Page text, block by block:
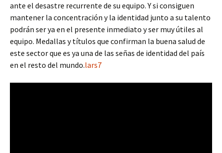
ante el desastre recurrente de su equipo. Y si consiguen
mantener la concentración y la identidad junto a su talento
podrán ser ya en el presente inmediato y ser muy útiles al
equipo. Medallas y títulos que confirman la buena salud de
este sector que es ya una de las señas de identidad del país
en el resto del mundo.lars7